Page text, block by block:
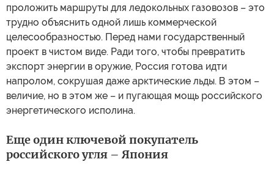
проложить маршруты для ледокольных газовозов – это
трудно объяснить одной лишь коммерческой
целесообразностью. Перед нами государственный
проект в чистом виде. Ради того, чтобы превратить
экспорт энергии в оружие, Россия готова идти
напролом, сокрушая даже арктические льды. В этом –
величие, но в этом же – и пугающая мощь российского
энергетического исполина.
Еще один ключевой покупатель
российского угля – Япония